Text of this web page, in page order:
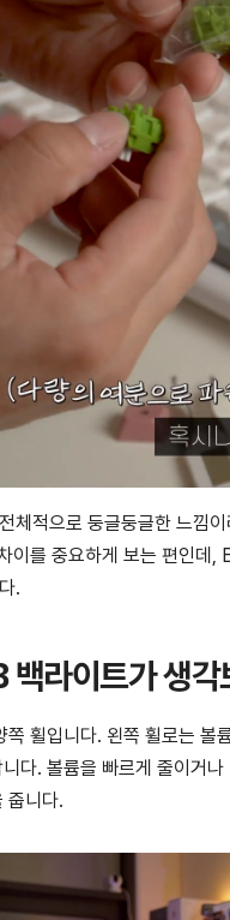
체적으로 둥글둥글한 느낌
이를 중요하게 보는 편인
.
백라이트가 생
휠입니다. 왼쪽 휠로는 볼
다. 볼륨을 빠르게 줄이거
줍니다.